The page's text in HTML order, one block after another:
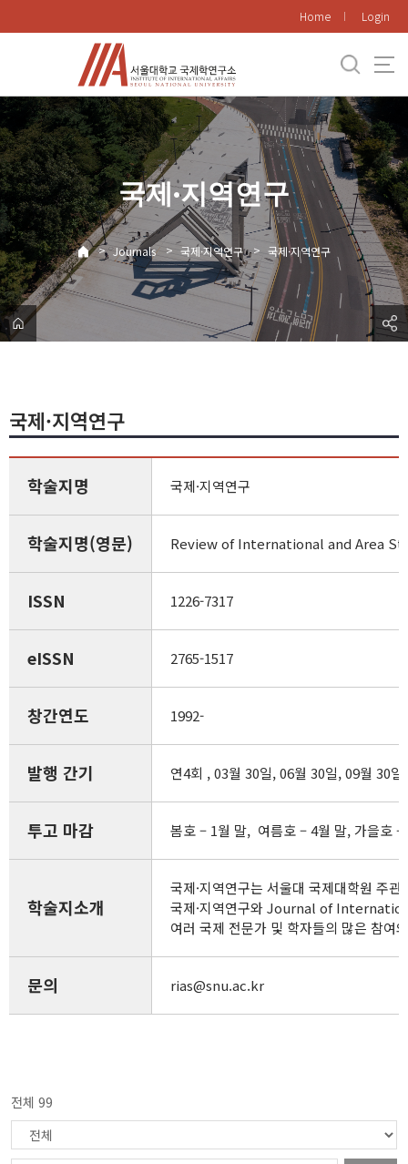
로
메
뉴
Home Login
국제·지역연구
> Journals > 국제·지역연구 > 국제·지역연구
국제·지역연구
학술지명 국제·지역연구
학술지명(영문) Review of International and Area
ISSN 1226-7317
eISSN 2765-1517
창간연도 1992-
발행 간기 연4회 , 03월 30일, 06월 30일, 09월 30
투고 마감 봄호 – 1월 말, 여름호 – 4월 말, 가을호
학술지소개
국제·지역연구는 서울대 국제대학원 주
국제·지역연구와 Journal of
여러 국제 전문가 및 학자들의 많은 참여
문의 rias@snu.ac.kr
전체 99